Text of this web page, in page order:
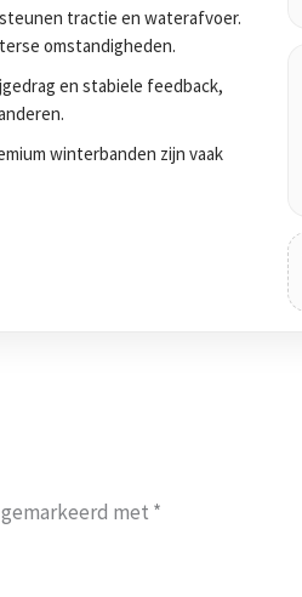
tractie en waterafvoer.
omstandigheden.
en stabiele feedback,
winterbanden zijn vaak
met *